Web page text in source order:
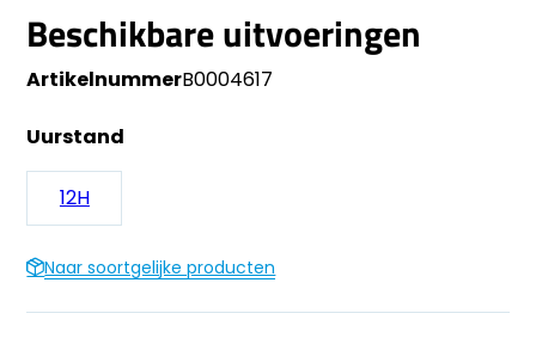
Beschikbare uitvoeringen
ArtikelnummerB0004617
Uurstand
12H
Naar soortgelijke producten